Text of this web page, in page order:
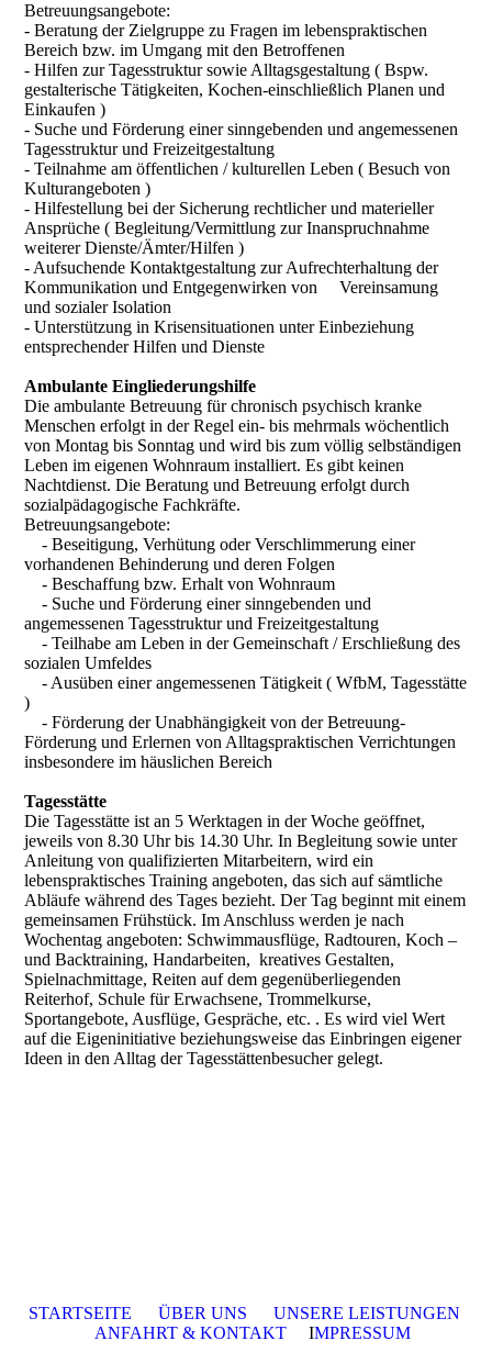
Betreuungsangebote:
- Beratung der Zielgruppe zu Fragen im lebenspraktischen
Bereich bzw. im Umgang mit den Betroffenen
- Hilfen zur Tagesstruktur sowie Alltagsgestaltung ( Bspw.
gestalterische Tätigkeiten, Kochen-einschließlich Planen und
Einkaufen )
- Suche und Förderung einer sinngebenden und angemessenen
Tagesstruktur und Freizeitgestaltung
- Teilnahme am öffentlichen / kulturellen Leben ( Besuch von
Kulturangeboten )
- Hilfestellung bei der Sicherung rechtlicher und materieller
Ansprüche ( Begleitung/Vermittlung zur Inanspruchnahme
weiterer Dienste/Ämter/Hilfen )
- Aufsuchende Kontaktgestaltung zur Aufrechterhaltung der
Kommunikation und Entgegenwirken von Vereinsamung
und sozialer Isolation
- Unterstützung in Krisensituationen unter Einbeziehung
entsprechender Hilfen und Dienste
Ambulante Eingliederungshilfe
Die ambulante Betreuung für chronisch psychisch kranke
Menschen erfolgt in der Regel ein- bis mehrmals wöchentlich
von Montag bis Sonntag und wird bis zum völlig selbständigen
Leben im eigenen Wohnraum installiert. Es gibt keinen
Nachtdienst. Die Beratung und Betreuung erfolgt durch
sozialpädagogische Fachkräfte.
Betreuungsangebote:
- Beseitigung, Verhütung oder Verschlimmerung einer
vorhandenen Behinderung und deren Folgen
- Beschaffung bzw. Erhalt von Wohnraum
- Suche und Förderung einer sinngebenden und
angemessenen Tagesstruktur und Freizeitgestaltung
- Teilhabe am Leben in der Gemeinschaft / Erschließung des
sozialen Umfeldes
- Ausüben einer angemessenen Tätigkeit ( WfbM, Tagesstätte
)
- Förderung der Unabhängigkeit von der Betreuung-
Förderung und Erlernen von Alltagspraktischen Verrichtungen
insbesondere im häuslichen Bereich
Tagesstätte
Die Tagesstätte ist an 5 Werktagen in der Woche geöffnet,
jeweils von 8.30 Uhr bis 14.30 Uhr. In Begleitung sowie unter
Anleitung von qualifizierten Mitarbeitern, wird ein
lebenspraktisches Training angeboten, das sich auf sämtliche
Abläufe während des Tages bezieht. Der Tag beginnt mit einem
gemeinsamen Frühstück. Im Anschluss werden je nach
Wochentag angeboten: Schwimmausflüge, Radtouren, Koch –
und Backtraining, Handarbeiten, kreatives Gestalten,
Spielnachmittage, Reiten auf dem gegenüberliegenden
Reiterhof, Schule für Erwachsene, Trommelkurse,
Sportangebote, Ausflüge, Gespräche, etc. . Es wird viel Wert
auf die Eigeninitiative beziehungsweise das Einbringen eigener
Ideen in den Alltag der Tagesstättenbesucher gelegt.
STARTSEITE ÜBER UNS
UNSERE LEISTUNGEN
ANFAHRT & KONTAKT IMPRESSUM